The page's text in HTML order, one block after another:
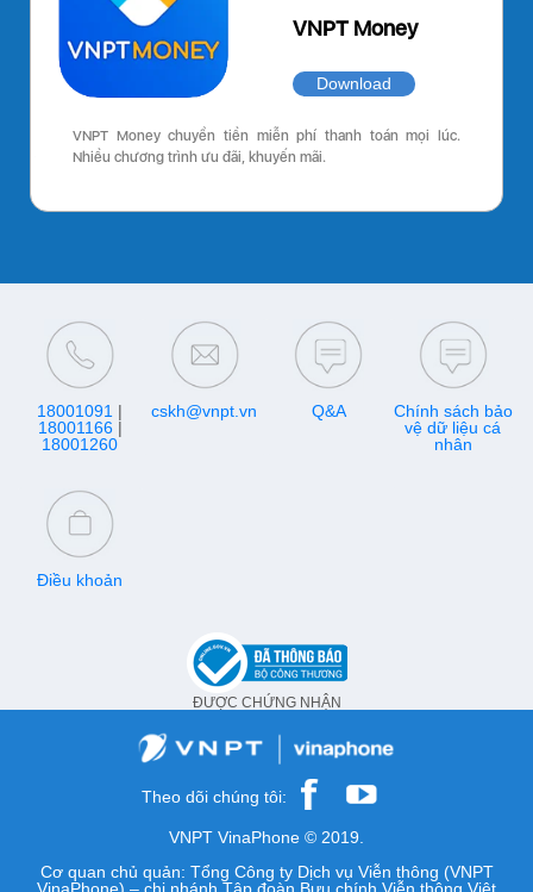
VNPT Money
Download
VNPT Money chuyển tiền miễn phí thanh toán mọi lúc.
Nhiều chương trình ưu đãi, khuyến mãi.
18001091 |
18001166|
18001260
cskh@vnpt.vn Q&A
Chính sách bảo
vệ dữ liệu cá
nhân
Điều khoản
ĐƯỢC CHỨNG NHẬN
Theo dõi chúng tôi:
VNPT VinaPhone © 2019.
Cơ quan chủ quản: Tổng Công ty Dịch vụ Viễn thông (VNPT